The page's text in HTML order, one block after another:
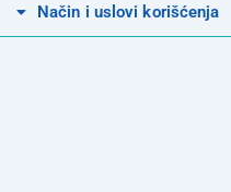
Način i uslovi korišćenja